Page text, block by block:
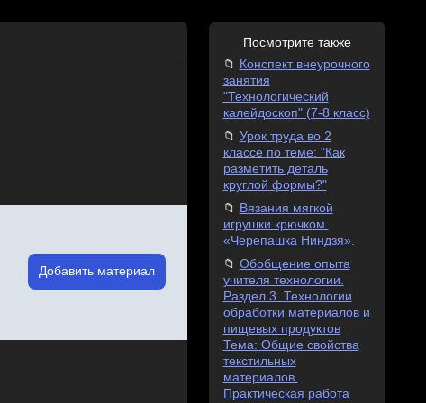
Добавить материал
Посмотрите также
Конспект внеурочного
занятия
"Технологический
калейдоскоп" (7-8 класс)
Урок труда во 2
классе по теме: "Как
разметить деталь
круглой формы?"
Вязания мягкой
игрушки крючком.
«Черепашка Ниндзя».
Обобщение опыта
учителя технологии.
Раздел 3. Технологии
обработки материалов и
пищевых продуктов
Тема: Общие свойства
текстильных
материалов.
Практическая работа